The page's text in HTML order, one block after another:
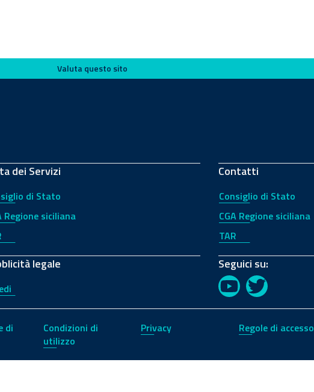
Valuta questo sito
dei Servizi
di Stato
Regione siciliana
legale
Contatti
Consiglio di Stato
CGA Regione siciliana
TAR
Seguici su:
YouTubeTwitter
di
Condizioni di
utilizzo
Privacy Regole di accesso